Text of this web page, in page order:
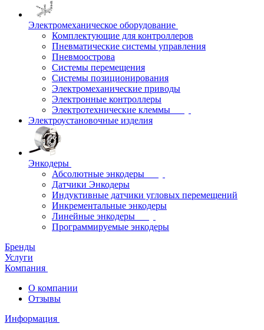
Электромеханическое оборудование
Комплектующие для контроллеров
Пневматические системы управления
Пневмоострова
Системы перемещения
Системы позиционирования
Электромеханические приводы
Электронные контроллеры
Электротехнические клеммы
Электроустановочные изделия
Энкодеры
Абсолютные энкодеры
Датчики Энкодеры
Индуктивные датчики угловых перемещений
Инкрементальные энкодеры
Линейные энкодеры
Программируемые энкодеры
Бренды
Услуги
Компания
О компании
Отзывы
Информация